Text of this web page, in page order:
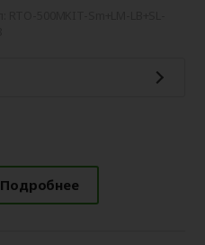
Подробнее